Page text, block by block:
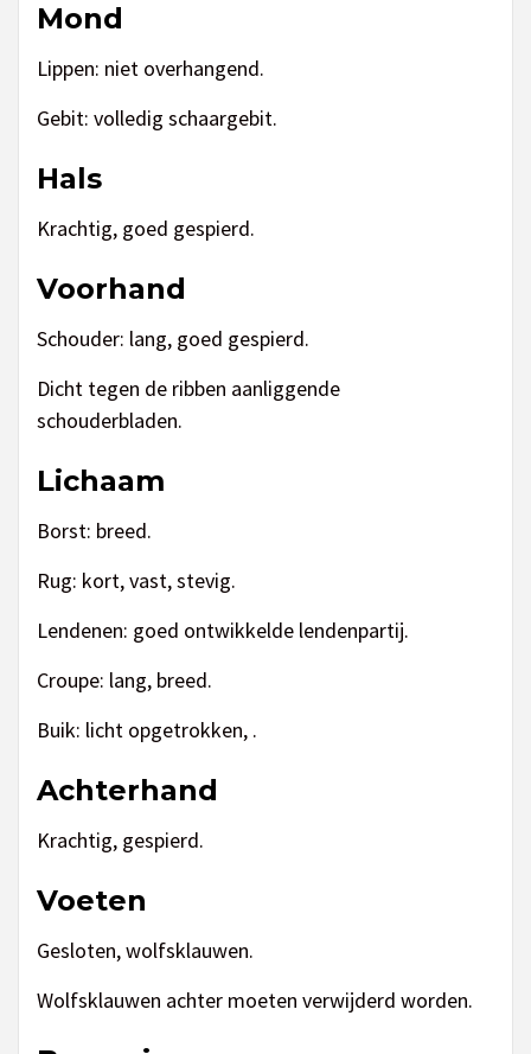
Mond
Lippen: niet overhangend.
Gebit: volledig schaargebit.
Hals
Krachtig, goed gespierd.
Voorhand
Schouder: lang, goed gespierd.
Dicht tegen de ribben aanliggende
schouderbladen.
Lichaam
Borst: breed.
Rug: kort, vast, stevig.
Lendenen: goed ontwikkelde lendenpartij.
Croupe: lang, breed.
Buik: licht opgetrokken, .
Achterhand
Krachtig, gespierd.
Voeten
Gesloten, wolfsklauwen.
Wolfsklauwen achter moeten verwijderd worden.